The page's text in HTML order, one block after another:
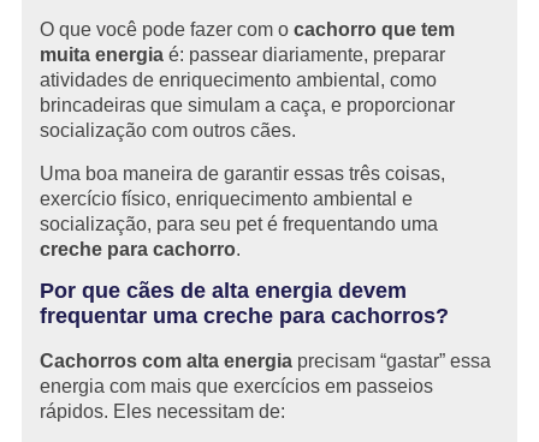
O que você pode fazer com o cachorro que tem
muita energiaé: passear diariamente, preparar
atividades de enriquecimento ambiental, como
brincadeiras que simulam a caça, e proporcionar
socialização com outros cães.
Uma boa maneira de garantir essas três coisas,
exercício físico, enriquecimento ambiental e
socialização, para seu pet é frequentando uma
creche para cachorro.
Por que cães de alta energia devem
frequentar uma creche para cachorros?
Cachorros com alta energia precisam “gastar” essa
energia com mais que exercícios em passeios
rápidos. Eles necessitam de: